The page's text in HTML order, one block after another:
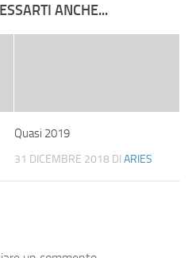
ANCHE...
Quasi 2019
31 DICEMBRE 2018 DI ARIES